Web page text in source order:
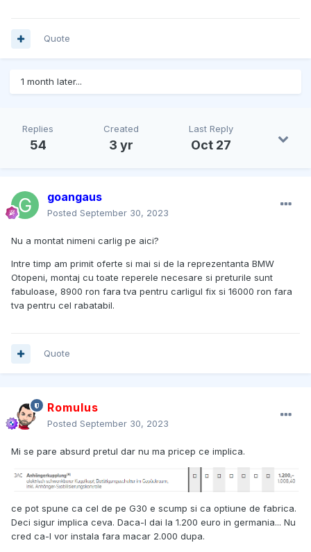
Quote
1 month later...
Replies
54
Created
3 yr
Last Reply
Oct 27
goangaus
Posted September 30, 2023
Nu a montat nimeni carlig pe aici?
Intre timp am primit oferte si mai si de la reprezentanta BMW
Otopeni, montaj cu toate reperele necesare si preturile sunt
fabuloase, 8900 ron fara tva pentru carligul fix si 16000 ron fara
tva pentru cel rabatabil.
Quote
Romulus
Posted September 30, 2023
Mi se pare absurd pretul dar nu ma pricep ce implica.
ce pot spune ca cel de pe G30 e scump si ca optiune de fabrica.
Deci sigur implica ceva. Daca-l dai la 1.200 euro in germania... Nu
cred ca-l vor instala fara macar 2.000 dupa.